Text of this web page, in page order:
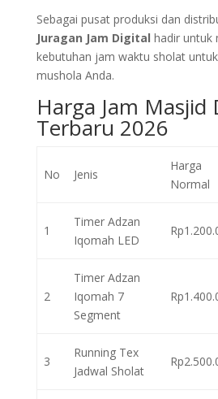
Sebagai pusat produksi dan
Juragan Jam Digital hadir untuk
kebutuhan jam waktu sholat
mushola Anda.
Harga Jam Masjid
Terbaru 2026
No Jenis
Harga
Normal
1
Timer Adzan
Iqomah LED
2
Timer Adzan
Iqomah 7
Segment
3
Running Tex
Jadwal Sholat